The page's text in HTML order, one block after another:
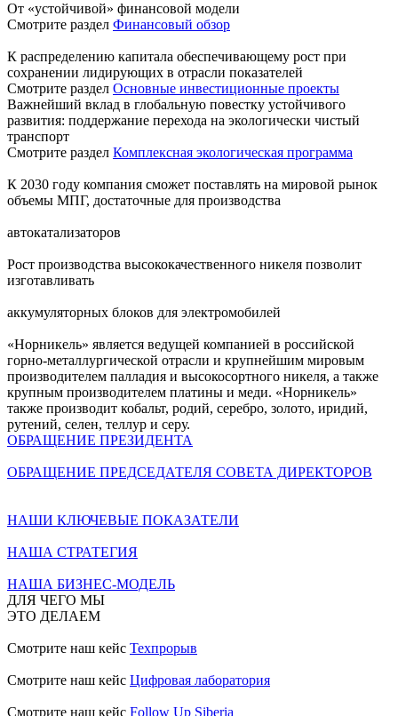
От «устойчивой» финансовой модели
Смотрите раздел Финансовый обзор
К распределению капитала обеспечивающему рост при
сохранении лидирующих в отрасли показателей
Смотрите раздел Основные инвестиционные проекты
Важнейший вклад в глобальную повестку устойчивого
развития: поддержание перехода на экологически чистый
транспорт
Смотрите раздел Комплексная экологическая программа
К 2030 году компания сможет поставлять на мировой рынок
объемы МПГ, достаточные для производства
автокатализаторов
Рост производства высококачественного никеля позволит
изготавливать
аккумуляторных блоков для электромобилей
«Норникель» является ведущей компанией в российской
горно-металлургической отрасли и крупнейшим мировым
производителем палладия и высокосортного никеля, а также
крупным производителем платины и меди. «Норникель»
также производит кобальт, родий, серебро, золото, иридий,
рутений, селен, теллур и серу.
ОБРАЩЕНИЕ ПРЕЗИДЕНТА
ОБРАЩЕНИЕ ПРЕДСЕДАТЕЛЯ СОВЕТА ДИРЕКТОРОВ
НАШИ КЛЮЧЕВЫЕ ПОКАЗАТЕЛИ
НАША СТРАТЕГИЯ
НАША БИЗНЕС-МОДЕЛЬ
ДЛЯ ЧЕГО МЫ
ЭТО ДЕЛАЕМ
Смотрите наш кейс Техпрорыв
Смотрите наш кейс Цифровая лаборатория
Смотрите наш кейс Follow Up Siberia